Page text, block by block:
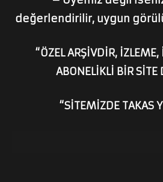
değerlendirilir, uygun
“ÖZEL ARŞİVDİR,
ABONELİKLİ BİR SİTE
“SİTEMİZDE TAKAS